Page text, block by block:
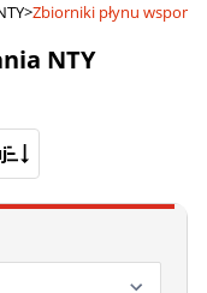
>Zbiorniki płynu
NTY